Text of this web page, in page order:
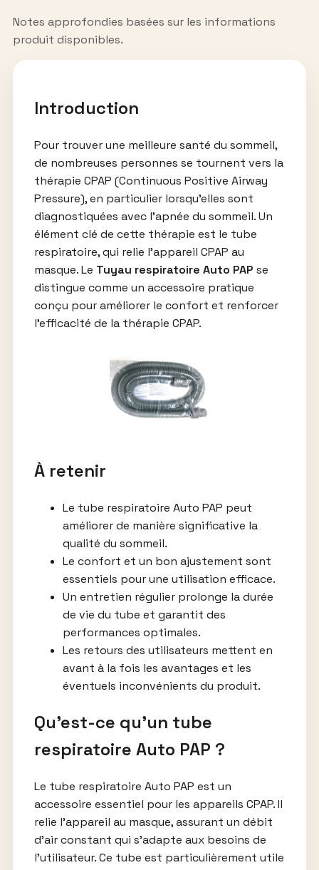
Notes approfondies basées sur les informations
produit disponibles.
Introduction
Pour trouver une meilleure santé du sommeil,
de nombreuses personnes se tournent vers la
thérapie CPAP (Continuous Positive Airway
Pressure), en particulier lorsqu’elles sont
diagnostiquées avec l’apnée du sommeil. Un
élément clé de cette thérapie est le tube
respiratoire, qui relie l’appareil CPAP au
masque. Le Tuyau respiratoire Auto PAP se
distingue comme un accessoire pratique
conçu pour améliorer le confort et renforcer
l’efficacité de la thérapie CPAP.
À retenir
Le tube respiratoire Auto PAP peut
améliorer de manière significative la
qualité du sommeil.
Le confort et un bon ajustement sont
essentiels pour une utilisation efficace.
Un entretien régulier prolonge la durée
de vie du tube et garantit des
performances optimales.
Les retours des utilisateurs mettent en
avant à la fois les avantages et les
éventuels inconvénients du produit.
Qu’est-ce qu’un tube
respiratoire Auto PAP ?
Le tube respiratoire Auto PAP est un
accessoire essentiel pour les appareils CPAP. Il
relie l’appareil au masque, assurant un débit
d’air constant qui s’adapte aux besoins de
l’utilisateur. Ce tube est particulièrement utile